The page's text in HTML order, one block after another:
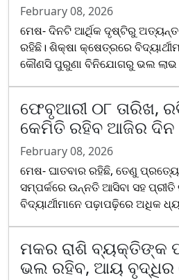
February 08, 2026
ମେଷ- ଦିନଟି ଆର୍ଥିକ ଦୃଷ୍ଟିରୁ ଅତ୍ୟନ୍ତ
ରହିଛି। ଶିକ୍ଷା କ୍ଷେତ୍ରରେ
କୌଣସି ପୁରୁଣା ବିନିଯୋଗରୁ ଭଲ ଲାଭ
ଫେବୃଆରୀ ୦୮ ତାରିଖ,
କେମିତି ରହିବ ଆଜିର ଦିନ
February 08, 2026
ମେଷ- ଘାତବାର ରହିଛି, ତେଣୁ
ସମ୍ପର୍କରେ ଉନ୍ନତି ଆସିବା ସହ
ବିଦ୍ୟାର୍ଥୀମାନେ ପଢ଼ାପଢ଼ିରେ ଅଧିକ
ମକର ରାଶି ବ୍ୟକ୍ତିଙ୍କ
ଭଲ ରହିବ, ଆୟ ବୃଦ୍ଧିର